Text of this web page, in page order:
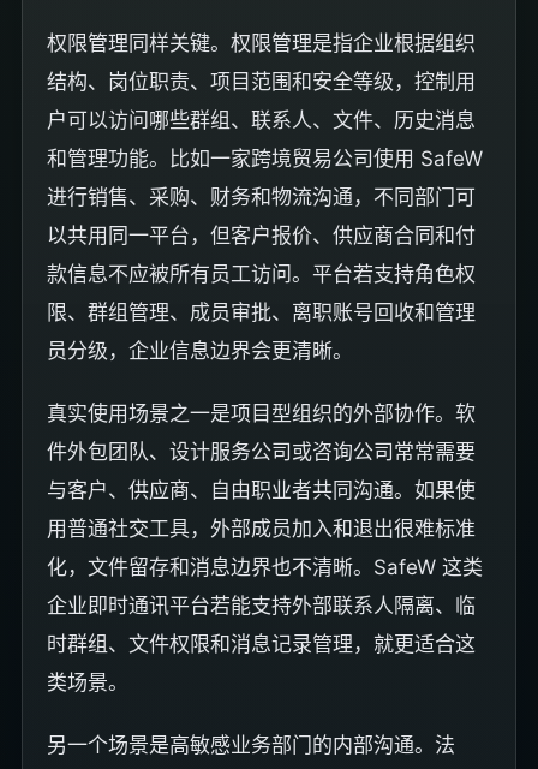
权限管理同样关键。权限管理是指企业根据组织
结构、岗位职责、项目范围和安全等级，控制用
户可以访问哪些群组、联系人、文件、历史消息
和管理功能。比如一家跨境贸易公司使用 SafeW
进行销售、采购、财务和物流沟通，不同部门可
以共用同一平台，但客户报价、供应商合同和付
款信息不应被所有员工访问。平台若支持角色权
限、群组管理、成员审批、离职账号回收和管理
员分级，企业信息边界会更清晰。
真实使用场景之一是项目型组织的外部协作。软
件外包团队、设计服务公司或咨询公司常常需要
与客户、供应商、自由职业者共同沟通。如果使
用普通社交工具，外部成员加入和退出很难标准
化，文件留存和消息边界也不清晰。SafeW 这类
企业即时通讯平台若能支持外部联系人隔离、临
时群组、文件权限和消息记录管理，就更适合这
类场景。
另一个场景是高敏感业务部门的内部沟通。法